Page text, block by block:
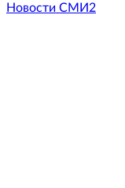
Новости СМИ2